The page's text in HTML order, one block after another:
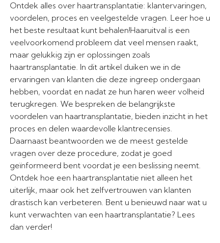
Ontdek alles over haartransplantatie: klantervaringen,
voordelen, proces en veelgestelde vragen. Leer hoe u
het beste resultaat kunt behalen!Haaruitval is een
veelvoorkomend probleem dat veel mensen raakt,
maar gelukkig zijn er oplossingen zoals
haartransplantatie. In dit artikel duiken we in de
ervaringen van klanten die deze ingreep ondergaan
hebben, voordat en nadat ze hun haren weer volheid
terugkregen. We bespreken de belangrijkste
voordelen van haartransplantatie, bieden inzicht in het
proces en delen waardevolle klantrecensies.
Daarnaast beantwoorden we de meest gestelde
vragen over deze procedure, zodat je goed
geïnformeerd bent voordat je een beslissing neemt.
Ontdek hoe een haartransplantatie niet alleen het
uiterlijk, maar ook het zelfvertrouwen van klanten
drastisch kan verbeteren. Bent u benieuwd naar wat u
kunt verwachten van een haartransplantatie? Lees
dan verder!